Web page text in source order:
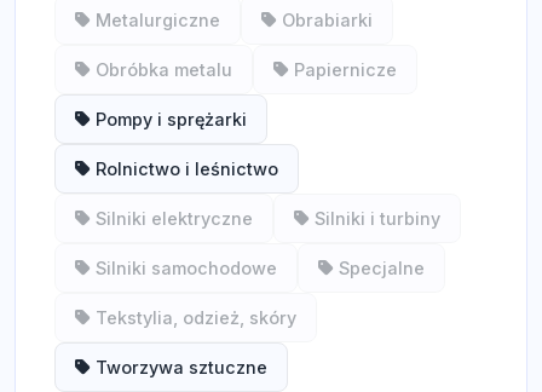
Metalurgiczne Obrabiarki
Obróbka metalu Papiernicze
Pompy i sprężarki
Rolnictwo i leśnictwo
Silniki elektryczne Silniki i turbiny
Silniki samochodowe Specjalne
Tekstylia, odzież, skóry
Tworzywa sztuczne